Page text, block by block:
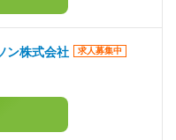
ン株式会社 求人募集中